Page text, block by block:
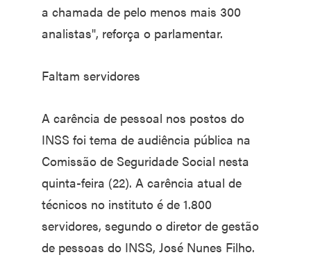
a chamada de pelo menos mais 300
analistas", reforça o parlamentar.
Faltam servidores
A carência de pessoal nos postos do
INSS foi tema de audiência pública na
Comissão de Seguridade Social nesta
quinta-feira (22). A carência atual de
técnicos no instituto é de 1.800
servidores, segundo o diretor de gestão
de pessoas do INSS, José Nunes Filho.